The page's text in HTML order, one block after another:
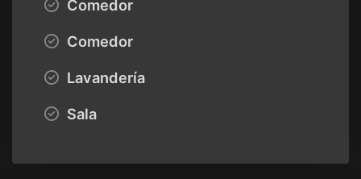
Comedor
Comedor
Lavandería
Sala